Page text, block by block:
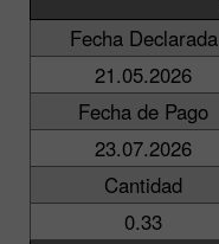
Fecha Declarada
21.05.2026
Fecha de Pago
23.07.2026
Cantidad
0.33